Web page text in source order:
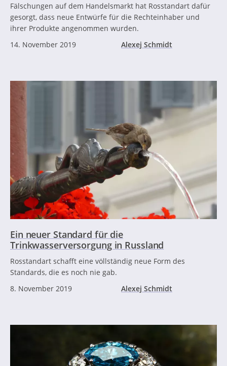
Fälschungen auf dem Handelsmarkt hat Rosstandart dafür
gesorgt, dass neue Entwürfe für die Rechteinhaber und
ihrer Produkte angenommen wurden.
14. November 2019
Alexej Schmidt
Ein neuer Standard für die
Trinkwasserversorgung in Russland
Rosstandart schafft eine völlständig neue Form des
Standards, die es noch nie gab.
8. November 2019
Alexej Schmidt